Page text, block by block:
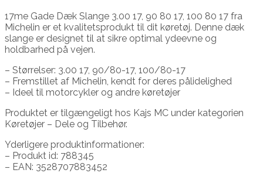
17me Gade Dæk Slange 3.00 17, 90 80 17, 100 80 17 fra
Michelin er et kvalitetsprodukt til dit køretøj. Denne dæk
slange er designet til at sikre optimal ydeevne og
holdbarhed på vejen.
– Størrelser: 3.00 17, 90/80-17, 100/80-17
– Fremstillet af Michelin, kendt for deres pålidelighed
– Ideel til motorcykler og andre køretøjer
Produktet er tilgængeligt hos Kajs MC under kategorien
Køretøjer – Dele og Tilbehør.
Yderligere produktinformationer:
– Produkt id: 788345
– EAN: 3528707883452